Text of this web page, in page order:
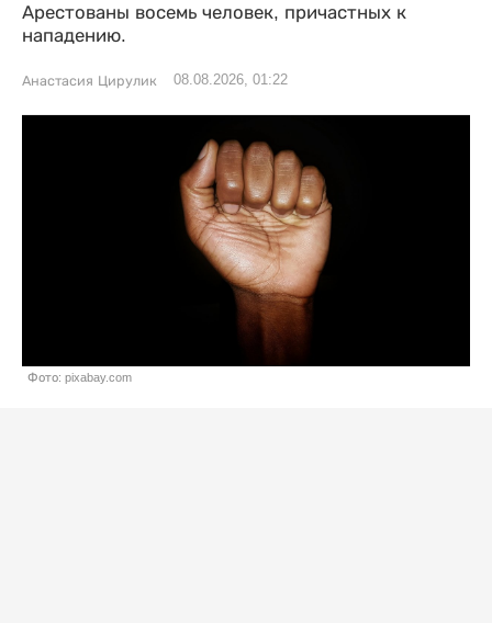
Арестованы восемь человек, причастных к
нападению.
Анастасия Цирулик 08.08.2026, 01:22
Фото: pixabay.com